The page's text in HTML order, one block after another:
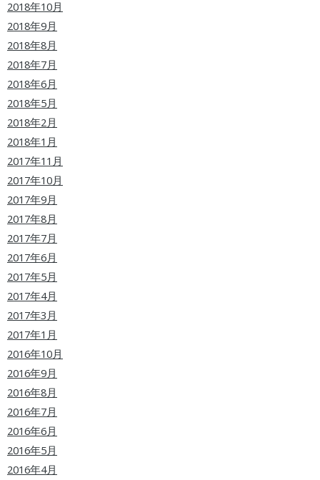
2018年10月
2018年9月
2018年8月
2018年7月
2018年6月
2018年5月
2018年2月
2018年1月
2017年11月
2017年10月
2017年9月
2017年8月
2017年7月
2017年6月
2017年5月
2017年4月
2017年3月
2017年1月
2016年10月
2016年9月
2016年8月
2016年7月
2016年6月
2016年5月
2016年4月